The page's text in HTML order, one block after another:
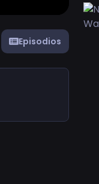
Episodios